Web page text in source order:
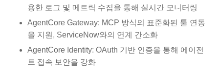
용한 로그 및 메트릭 수집을 통해 실시간 모니터링
AgentCore Gateway: MCP 방식의 표준화된 툴 연동
을 지원, ServiceNow와의 연계 간소화
AgentCore Identity: OAuth 기반 인증을 통해 에이전
트 접속 보안을 강화